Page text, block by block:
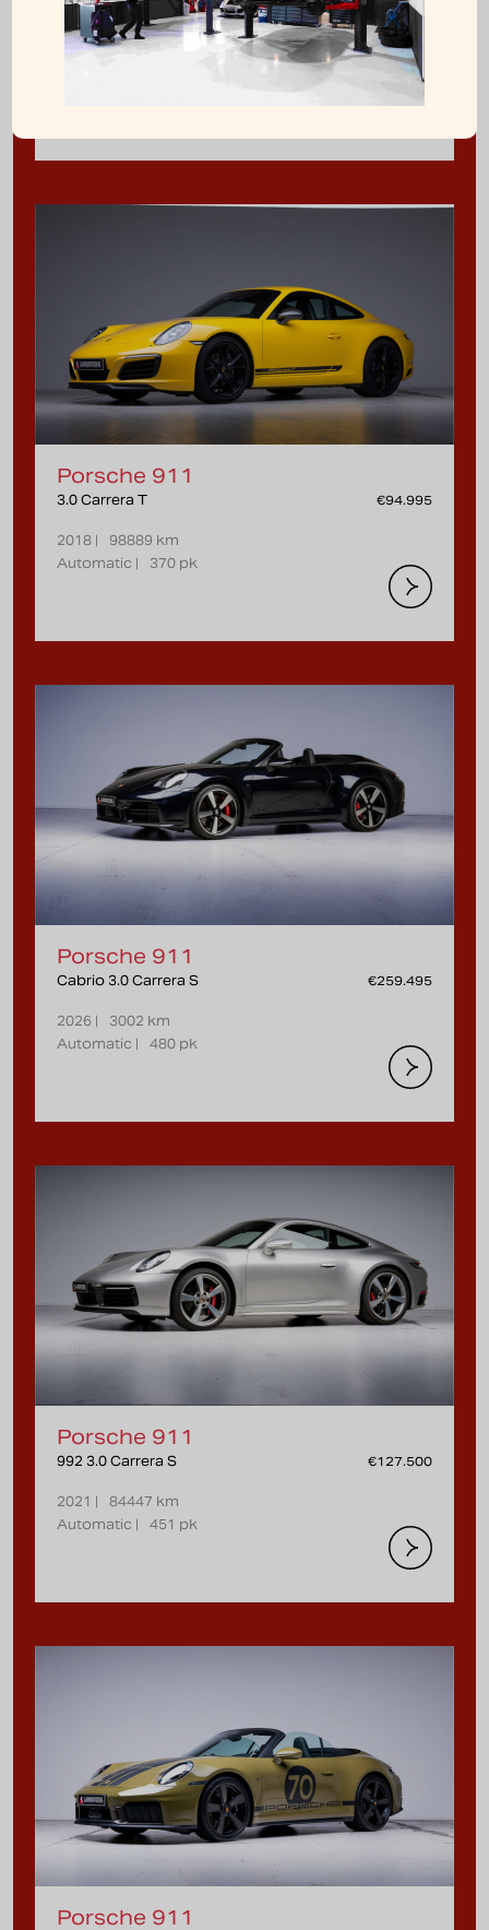
3.8 GT3 €137.495
Porsche 911
3.0 Carrera T €94.995
2018 |
98889 km
Automatic |
370 pk
Porsche 911
Cabrio 3.0 Carrera S €259.495
2026 |
3002 km
Automatic |
480 pk
Porsche 911
992 3.0 Carrera S €127.500
2021 |
84447 km
Automatic |
451 pk
Porsche 911